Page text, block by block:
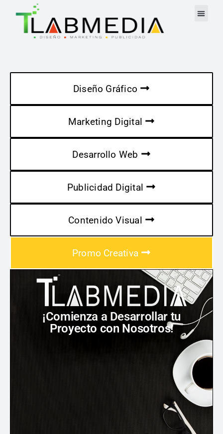
Diseño Gráfico
Marketing Digital
Desarrollo Web
Publicidad Digital
Contenido Visual
Promo Creativa
¡Comienza a Desarrollar tu
Proyecto con Nosotros!